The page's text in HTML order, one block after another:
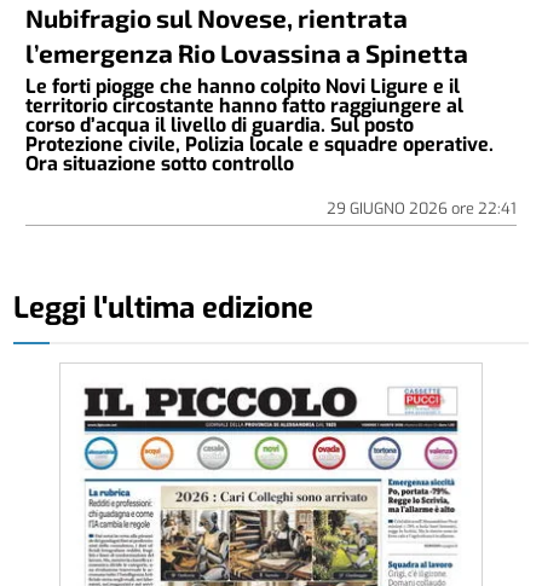
Nubifragio sul Novese, rientrata
l’emergenza Rio Lovassina a Spinetta
Le forti piogge che hanno colpito Novi Ligure e il
territorio circostante hanno fatto raggiungere al
corso d’acqua il livello di guardia. Sul posto
Protezione civile, Polizia locale e squadre operative.
Ora situazione sotto controllo
29 GIUGNO 2026ore 22:41
Leggi l'ultima edizione